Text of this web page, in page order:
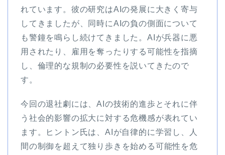
れています。彼の研究はAIの発展に大きく寄与
してきましたが、同時にAIの負の側面について
も警鐘を鳴らし続けてきました。AIが兵器に悪
用されたり、雇用を奪ったりする可能性を指摘
し、倫理的な規制の必要性を説いてきたので
す。
今回の退社劇には、AIの技術的進歩とそれに伴
う社会的影響の拡大に対する危機感が表れてい
ます。ヒントン氏は、AIが自律的に学習し、人
間の制御を超えて独り歩きを始める可能性を危